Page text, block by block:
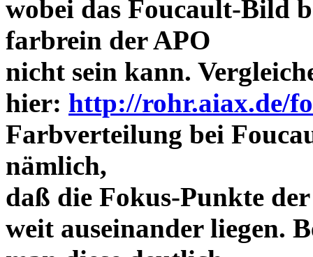
wobei das Foucault-Bild
farbrein der APO
nicht sein kann.
hier: http://rohr.aiax.de/
Farbverteilung bei
nämlich,
daß die Fokus-Punkte
weit auseinander liegen.